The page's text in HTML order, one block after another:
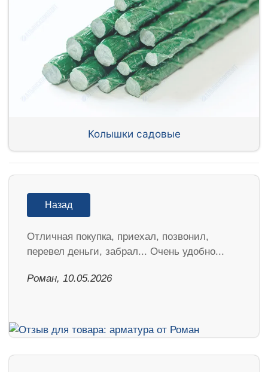
Колышки садовые
Назад
Отличная покупка, приехал, позвонил,
перевел деньги, забрал... Очень удобно...
Роман, 10.05.2026